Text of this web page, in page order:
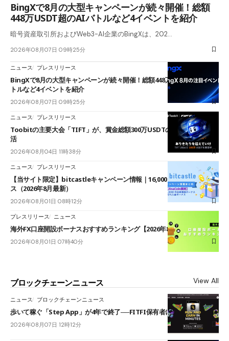
BingXで8月の大型キャンペーンが続々開催！総額
448万USDT超のAIバトルなど4イベントを紹介
暗号資産取引所およびWeb3-AI企業のBingXは、202…
2026年08月07日 09時25分
ニュース プレスリリース
BingXで8月の大型キャンペーンが続々開催！総額448万USDT超のAIバ
トルなど4イベントを紹介
2026年08月07日 09時25分
ニュース プレスリリース
Toobitの主要大会「TIFT」が、賞金総額300万USDTのレースとして復
活
2026年08月04日 11時38分
ニュース プレスリリース
【当サイト限定】bitcastleキャンペーン情報｜16,000円口座開設ボーナ
ス（2026年8月最新）
2026年08月01日 08時12分
プレスリリース ニュース
海外FX口座開設ボーナスおすすめランキング【2026年8月最新】
2026年08月01日 07時40分
ブロックチェーンニュース View All
ニュース ブロックチェーンニュース
歩いて稼ぐ「Step App」が4年で終了──FITFI保有者に対応呼びかけ
2026年08月07日 12時12分